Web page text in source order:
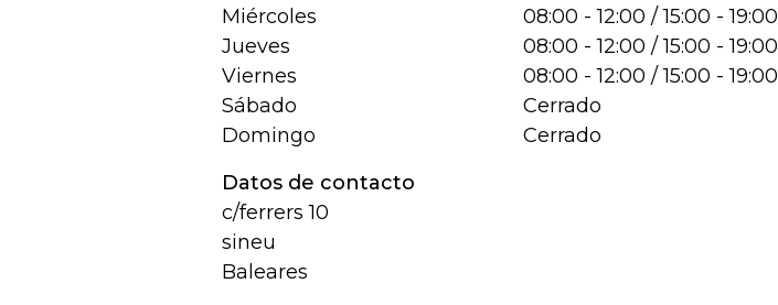
Miércoles
08:00 - 12:00 / 15:00 - 19:00
Jueves
08:00 - 12:00 / 15:00 - 19:00
Viernes
08:00 - 12:00 / 15:00 - 19:00
Sábado
Cerrado
Domingo
Cerrado
Datos de contacto
c/ferrers 10
sineu
Baleares